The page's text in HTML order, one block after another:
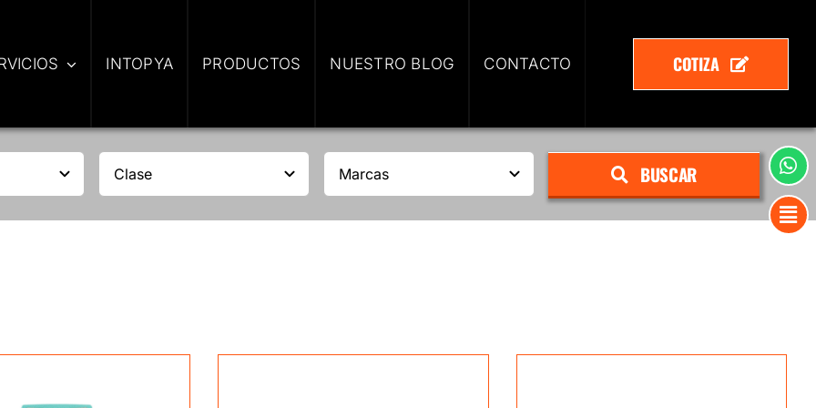
INTOPYA PRODUCTOS NUESTRO BLOG CONTACTO COTIZA
BUSCAR